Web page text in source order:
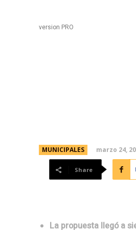
version PRO
MUNICIPALES marzo 24,
Share
La propuesta llegó a